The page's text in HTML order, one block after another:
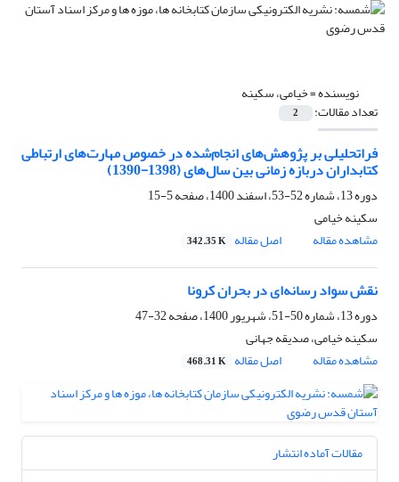
نویسنده =خیامی، سکینه
تعداد مقالات: 2
فراتحلیلی بر پژوهش‌های انجام‌شده در خصوص مهارت‌های ارتباطی
کتابداران دربازه زمانی بین سال‌های (1398-1390)
دوره 13، شماره 52-53، اسفند 1400، صفحه
5-15
سکینه خیامی
مشاهده مقاله
اصل مقاله 342.35 K
نقش سواد رسانه‌ای در بحران کرونا
دوره 13، شماره 50-51، شهریور 1400، صفحه
32-47
سکینه خیامی، صدیقه جهانی
مشاهده مقاله
اصل مقاله 468.31 K
مقالات آماده انتشار